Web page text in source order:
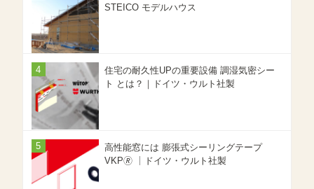
STEICO モデルハウス
住宅の耐久性UPの重要設備 調湿気密シー
ト とは？｜ドイツ・ウルト社製
高性能窓には 膨張式シーリングテープ
VKP🄬 ｜ドイツ・ウルト社製